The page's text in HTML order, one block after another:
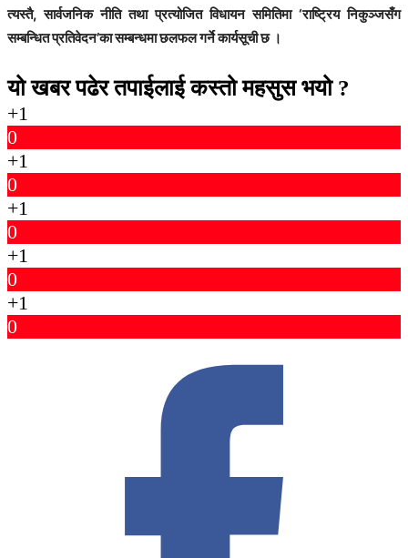
त्यस्तै, सार्वजनिक नीति तथा प्रत्योजित विधायन समितिमा ‘राष्ट्रिय निकुञ्जसँग
सम्बन्धित प्रतिवेदन’का सम्बन्धमा छलफल गर्ने कार्यसूची छ ।
यो खबर पढेर तपाईलाई कस्तो महसुस भयो ?
+1
0
+1
0
+1
0
+1
0
+1
0